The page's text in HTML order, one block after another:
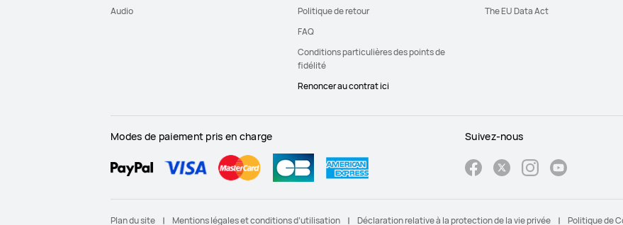
Audio
Politique de retour
FAQ
Conditions particulières des points de
fidélité
Renoncer au contrat ici
The EU Data Act
Modes de paiement pris en charge Suivez-nous
Plan du site Mentions légales et conditions d’utilisation Déclaration relative à la protection de la vie privée Politique de